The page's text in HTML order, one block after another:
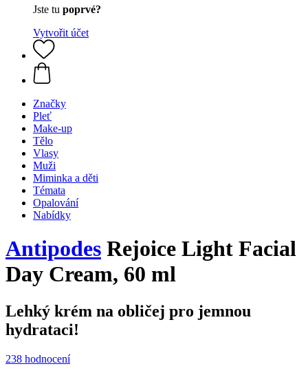
Jste tu poprvé?
Vytvořit účet
Značky
Pleť
Make-up
Tělo
Vlasy
Muži
Miminka a děti
Témata
Opalování
Nabídky
Antipodes Rejoice Light Facial
Day Cream, 60 ml
Lehký krém na obličej pro jemnou
hydrataci!
238 hodnocení